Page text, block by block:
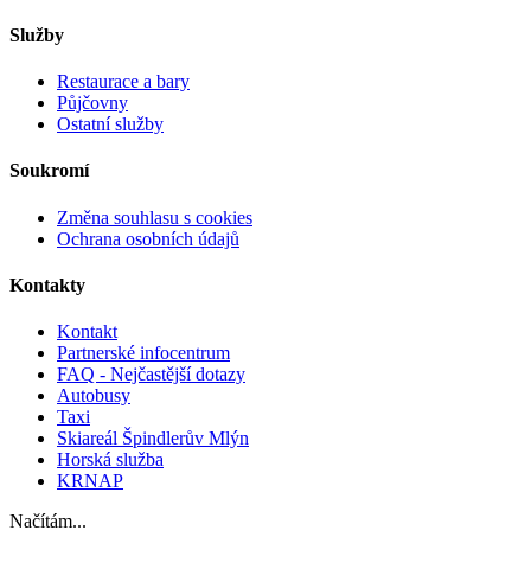
Služby
Restaurace a bary
Půjčovny
Ostatní služby
Soukromí
Změna souhlasu s cookies
Ochrana osobních údajů
Kontakty
Kontakt
Partnerské infocentrum
FAQ - Nejčastější dotazy
Autobusy
Taxi
Skiareál Špindlerův Mlýn
Horská služba
KRNAP
Načítám...